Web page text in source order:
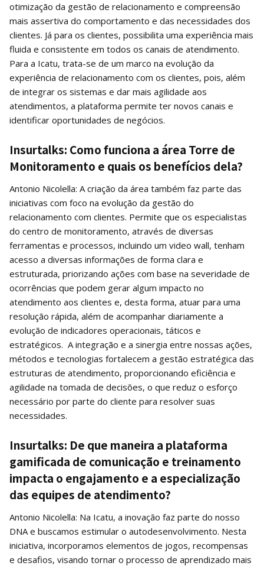
otimização da gestão de relacionamento e compreensão
mais assertiva do comportamento e das necessidades dos
clientes. Já para os clientes, possibilita uma experiência mais
fluida e consistente em todos os canais de atendimento.
Para a Icatu, trata-se de um marco na evolução da
experiência de relacionamento com os clientes, pois, além
de integrar os sistemas e dar mais agilidade aos
atendimentos, a plataforma permite ter novos canais e
identificar oportunidades de negócios.
Insurtalks: Como funciona a área Torre de
Monitoramento e quais os benefícios dela?
Antonio Nicolella: A criação da área também faz parte das
iniciativas com foco na evolução da gestão do
relacionamento com clientes. Permite que os especialistas
do centro de monitoramento, através de diversas
ferramentas e processos, incluindo um video wall, tenham
acesso a diversas informações de forma clara e
estruturada, priorizando ações com base na severidade de
ocorrências que podem gerar algum impacto no
atendimento aos clientes e, desta forma, atuar para uma
resolução rápida, além de acompanhar diariamente a
evolução de indicadores operacionais, táticos e
estratégicos. A integração e a sinergia entre nossas ações,
métodos e tecnologias fortalecem a gestão estratégica das
estruturas de atendimento, proporcionando eficiência e
agilidade na tomada de decisões, o que reduz o esforço
necessário por parte do cliente para resolver suas
necessidades.
Insurtalks: De que maneira a plataforma
gamificada de comunicação e treinamento
impacta o engajamento e a especialização
das equipes de atendimento?
Antonio Nicolella: Na Icatu, a inovação faz parte do nosso
DNA e buscamos estimular o autodesenvolvimento. Nesta
iniciativa, incorporamos elementos de jogos, recompensas
e desafios, visando tornar o processo de aprendizado mais